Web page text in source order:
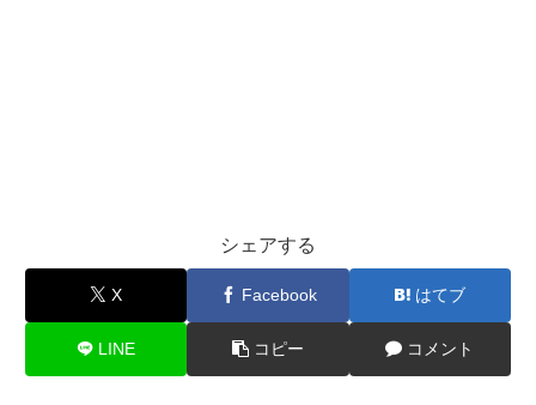
シェアする
X Facebook はてブ
LINE コピー コメント